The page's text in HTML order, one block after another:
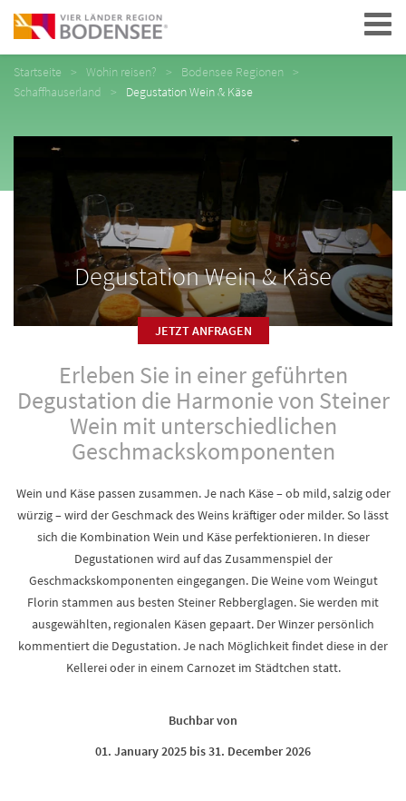
Navigation
Startseite Wohin reisen?
Bodensee Regionen
Schaffhauserland
Degustation Wein & Käse
Degustation Wein & Käse
JETZT ANFRAGEN
Erleben Sie in einer geführten
Degustation die Harmonie von Steiner
Wein mit unterschiedlichen
Geschmackskomponenten
Wein und Käse passen zusammen. Je nach Käse – ob mild, salzig oder
würzig – wird der Geschmack des Weins kräftiger oder milder. So lässt
sich die Kombination Wein und Käse perfektionieren. In dieser
Degustationen wird auf das Zusammenspiel der
Geschmackskomponenten eingegangen. Die Weine vom Weingut
Florin stammen aus besten Steiner Rebberglagen. Sie werden mit
ausgewählten, regionalen Käsen gepaart. Der Winzer persönlich
kommentiert die Degustation. Je nach Möglichkeit findet diese in der
Kellerei oder in einem Carnozet im Städtchen statt.
Buchbar von
01. January 2025 bis 31. December 2026